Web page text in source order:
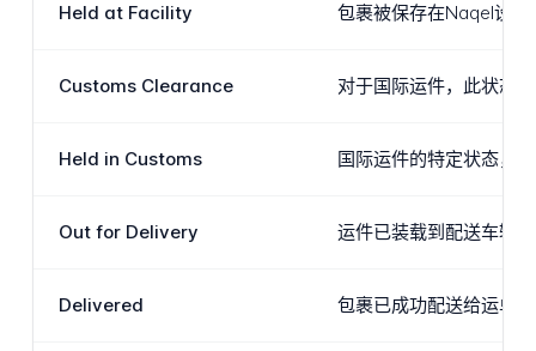
Held at Facility 包裹被保存在Naqel设
Customs Clearance 对于国际运件，此状态
Held in Customs 国际运件的特定状态，
Out for Delivery 运件已装载到配送车辆
Delivered 包裹已成功配送给运单